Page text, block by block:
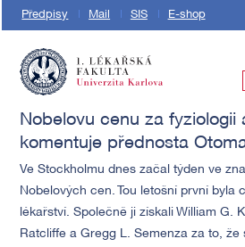
Předpisy Mail SIS E-shop
Nobelovu cenu za fyziologii
komentuje přednosta
Ve Stockholmu dnes začal týden ve
Nobelových cen. Tou letošní první byla
lékařství. Společně ji získali William G.
Ratcliffe a Gregg L. Semenza za to, že